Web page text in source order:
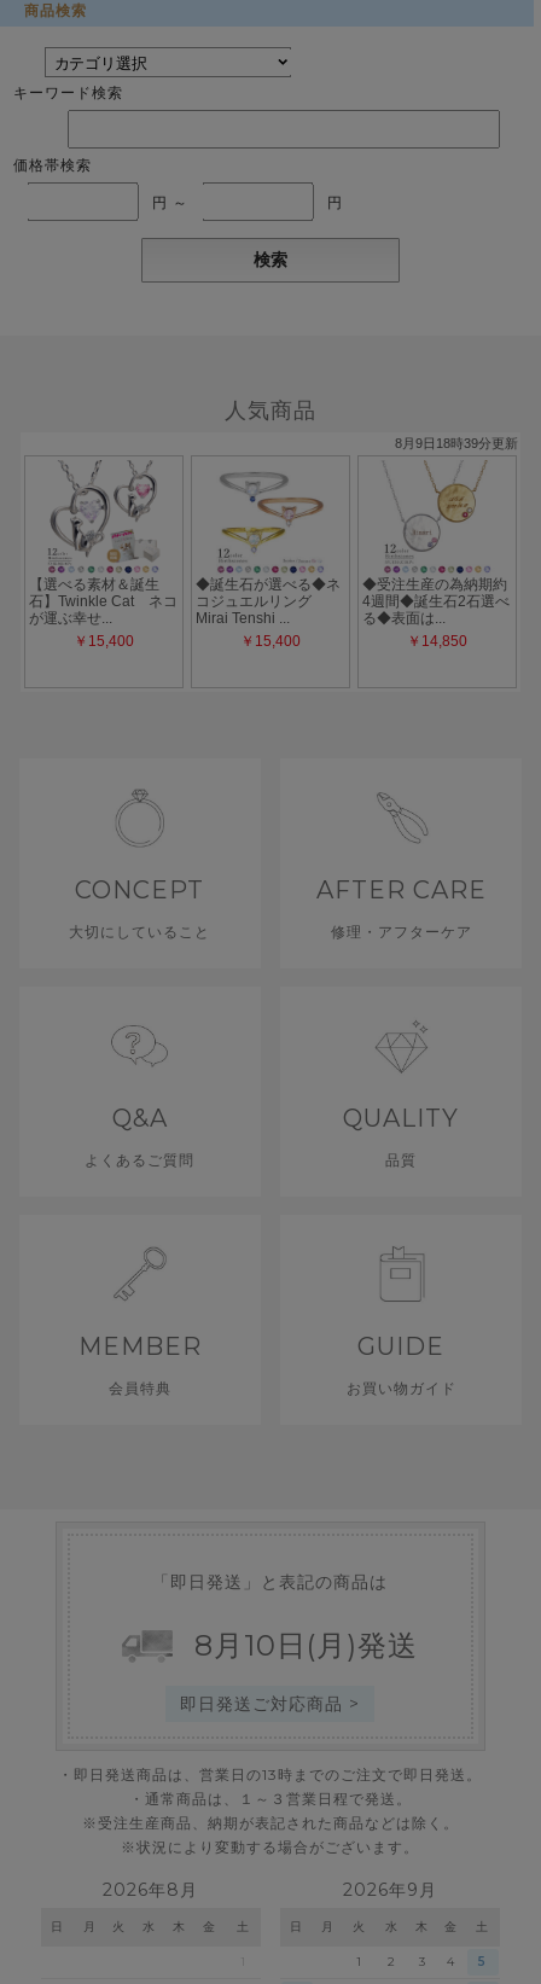
商品検索
キーワード検索
価格帯検索
円 ～ 円
人気商品
CONCEPT
大切にしていること
AFTER CARE
修理・アフターケア
Q&A
よくあるご質問
QUALITY
品質
MEMBER
会員特典
GUIDE
お買い物ガイド
「即日発送」と表記の商品は
8 月 10 日 (月)発送
即日発送ご対応商品 >
・即日発送商品は、営業日の13時までのご注文で即日発送。
・通常商品は、１～３営業日程で発送。
※受注生産商品、納期が表記された商品などは除く。
※状況により変動する場合がございます。
2026年8月
日 月 火 水 木 金 土
2026年9月
日 月 火 水 木 金 土
1 2 3 4 5